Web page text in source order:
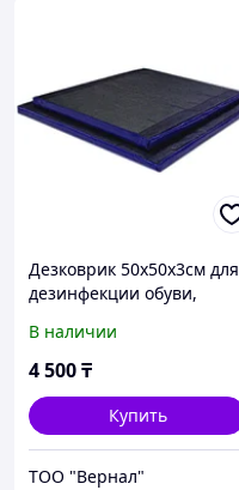
Дезковрик 50x50x3см для
дезинфекции обуви,
В наличии
4 500₸
Купить
ТОО "Вернал"